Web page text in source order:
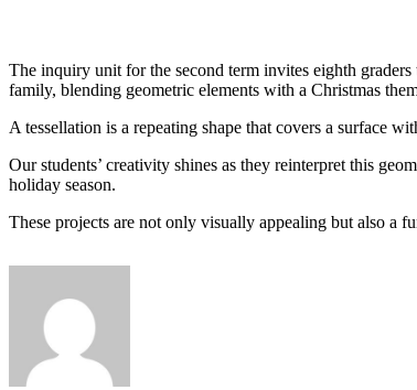
The inquiry unit for the second term invites eighth
family, blending geometric elements with a Christmas
A tessellation is a repeating shape that covers a surface
Our students’ creativity shines as they reinterpret this
holiday season.
These projects are not only visually appealing but also a